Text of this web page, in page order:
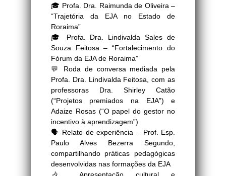
🎓 Profa. Dra. Raimunda de Oliveira –
“Trajetória da EJA no Estado de
Roraima”
🎓 Profa. Dra. Lindivalda Sales de
Souza Feitosa – “Fortalecimento do
Fórum da EJA de Roraima”
💬 Roda de conversa mediada pela
Profa. Dra. Lindivalda Feitosa, com as
professoras Dra. Shirley Catão
(“Projetos premiados na EJA”) e
Adaize Rosas (“O papel do gestor no
incentivo à aprendizagem”)
🗣️ Relato de experiência – Prof. Esp.
Paulo Alves Bezerra Segundo,
compartilhando práticas pedagógicas
desenvolvidas nas formações da EJA